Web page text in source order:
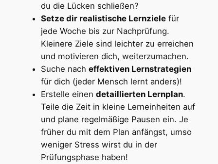
du die Lücken schließen?
Setze dir realistische Lernzielefür
jede Woche bis zur Nachprüfung.
Kleinere Ziele sind leichter zu erreichen
und motivieren dich, weiterzumachen.
Suche nach effektiven Lernstrategien
für dich (jeder Mensch lernt anders)!
Erstelle einen detaillierten Lernplan.
Teile die Zeit in kleine Lerneinheiten auf
und plane regelmäßige Pausen ein. Je
früher du mit dem Plan anfängst, umso
weniger Stress wirst du in der
Prüfungsphase haben!